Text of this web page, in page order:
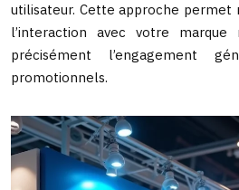
utilisateur. Cette approche permet
l’interaction avec votre marque
précisément l’engagement
promotionnels.